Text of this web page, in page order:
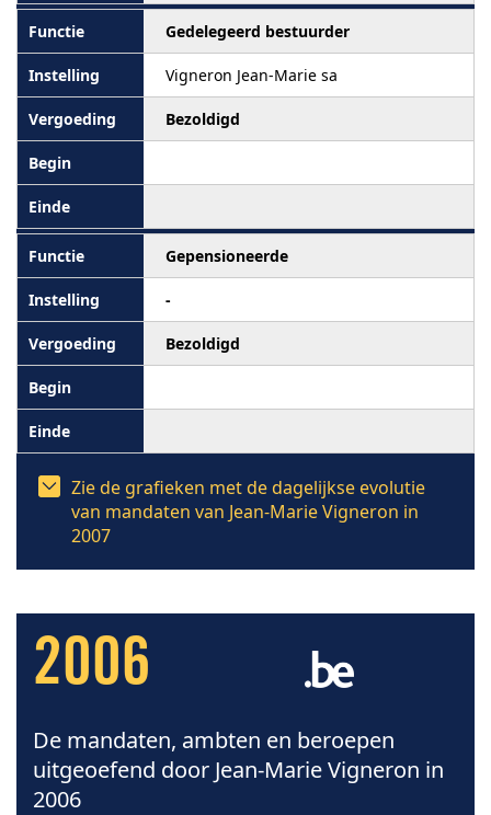
Gedelegeerd bestuurder
Vigneron Jean-Marie sa
Bezoldigd
Gepensioneerde
-
Bezoldigd
Zie de grafieken met de dagelijkse evolutie
van mandaten van Jean-Marie Vigneron in
2007
2006
De mandaten, ambten en beroepen
uitgeoefend door Jean-Marie Vigneron in
2006